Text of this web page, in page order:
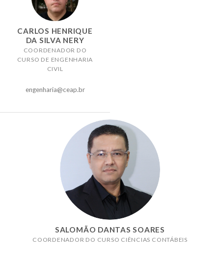
CARLOS HENRIQUE
DA SILVA NERY
COORDENADOR DO
CURSO DE ENGENHARIA
CIVIL
engenharia@ceap.br
SALOMÃO DANTAS SOARES
COORDENADOR DO CURSO CIÊNCIAS CONTÁBEIS